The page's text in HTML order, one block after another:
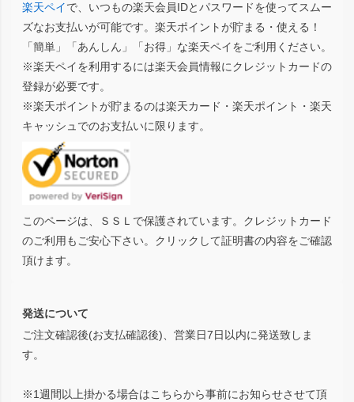
楽天ペイで、いつもの楽天会員IDとパスワードを使ってスムー
ズなお支払いが可能です。楽天ポイントが貯まる・使える！
「簡単」「あんしん」「お得」な楽天ペイをご利用ください。
※楽天ペイを利用するには楽天会員情報にクレジットカードの
登録が必要です。
※楽天ポイントが貯まるのは楽天カード・楽天ポイント・楽天
キャッシュでのお支払いに限ります。
このページは、ＳＳＬで保護されています。クレジットカード
のご利用もご安心下さい。クリックして証明書の内容をご確認
頂けます。
発送について
ご注文確認後(お支払確認後)、営業日7日以内に発送致しま
す。
※1週間以上掛かる場合はこちらから事前にお知らせさせて頂